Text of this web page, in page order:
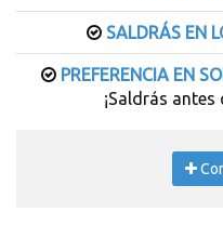
SALDRÁS EN
PREFERENCIA EN
¡Saldrás